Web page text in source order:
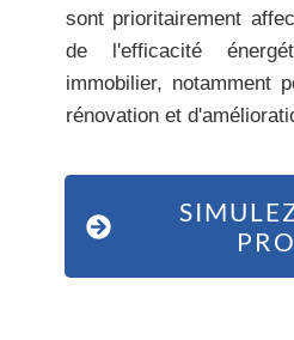
sont prioritairement
de l'efficacité
immobilier, notamment
rénovation et